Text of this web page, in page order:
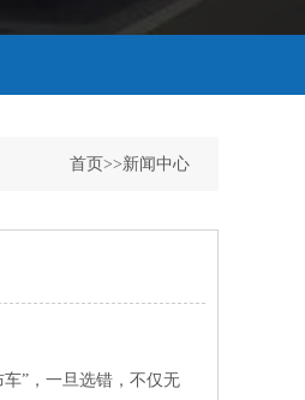
首页>>新闻中心
”，一旦选错，不仅无